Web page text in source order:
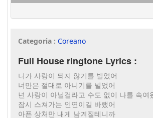
Categoria : Coreano
Full House ringtone Lyrics :
니가 사랑이 되지 않기를 빌었어
너만은 절대로 아니기를 빌었어
넌 사랑이 아닐걸라고 수도 없이 나를 속여
잠시 스쳐가는 인연이길 바랬어
아픈 상처만 내게 남겨질테니까